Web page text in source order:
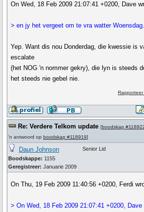
On Wed, 18 Feb 2009 21:07:41 +0200, Dave
> en jy het vergeet om te vra watter Woensdag.
Yep. Want dis nou Donderdag, die kwessie is
escalate
(het NOG 'n nommer gekry), die lyn is steeds
het steeds nie gebel nie.
Re: Verdere Telkom update [boodskap
'n antwoord op boodskap #118919]
Daun Johnson
Boodskappe: 1155
Geregistreer: Januarie 2009
Senior Lid
On Thu, 19 Feb 2009 11:40:56 +0200, Ferdi
> On Wed, 18 Feb 2009 21:07:41 +0200, Dave